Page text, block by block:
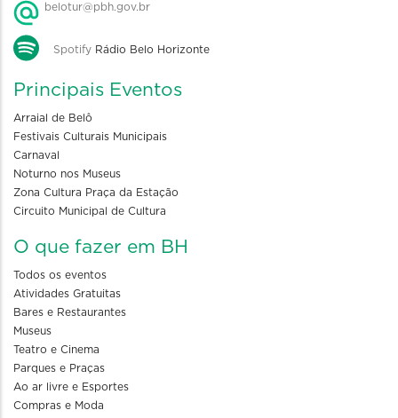
belotur@pbh.gov.br
Spotify Rádio Belo Horizonte
Principais Eventos
Arraial de Belô
Festivais Culturais Municipais
Carnaval
Noturno nos Museus
Zona Cultura Praça da Estação
Circuito Municipal de Cultura
O que fazer em BH
Todos os eventos
Atividades Gratuitas
Bares e Restaurantes
Museus
Teatro e Cinema
Parques e Praças
Ao ar livre e Esportes
Compras e Moda